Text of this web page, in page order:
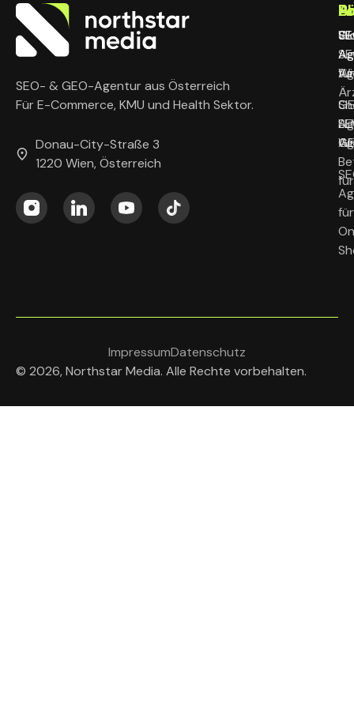
SEO- & GEO-Agentur aus Österreich
Für E-Commerce, KMU und Health Sektor.
Donau-City-Straße 3
1220 Wien, Österreich
für
für
ImpressumDatenschutz
© 2026, Northstar Media. Alle Rechte vorbehalten.